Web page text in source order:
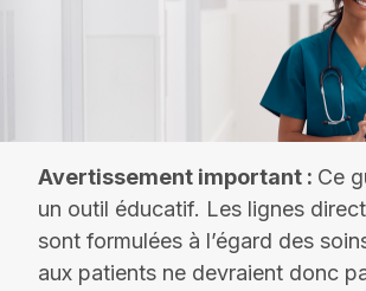
Avertissement important : Ce
un outil éducatif. Les lignes
sont formulées à l’égard des
aux patients ne devraient donc